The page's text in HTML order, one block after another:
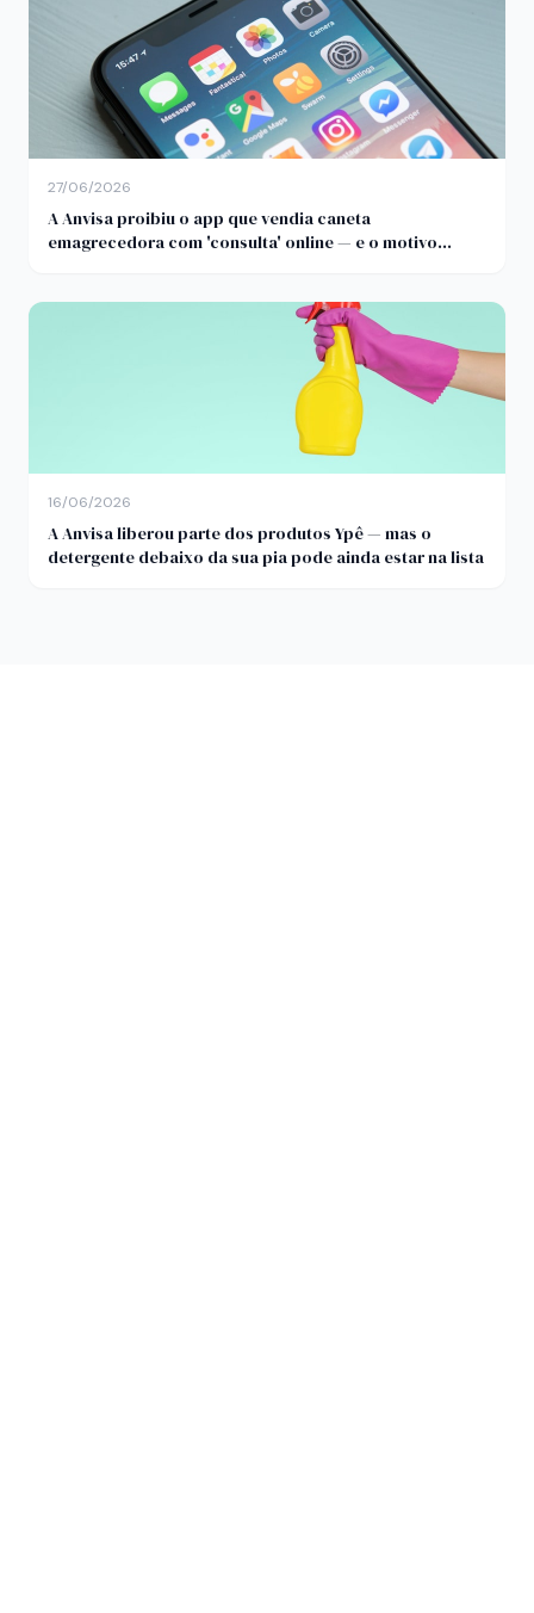
27/06/2026
A Anvisa proibiu o app que vendia caneta
emagrecedora com 'consulta' online — e o motivo
16/06/2026
A Anvisa liberou parte dos produtos Ypê — mas o
detergente debaixo da sua pia pode ainda estar na lista